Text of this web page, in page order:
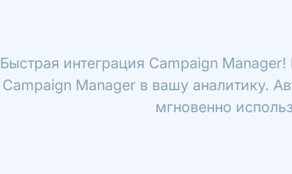
Быстрая интеграция Campaign
Campaign Manager в вашу аналитику.
мгновенно